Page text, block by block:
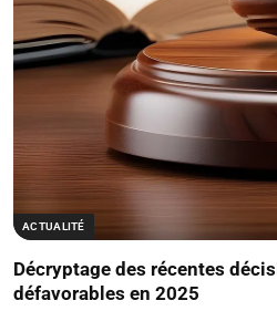
ACTUALITÉ
Décryptage des récentes
défavorables en 2025